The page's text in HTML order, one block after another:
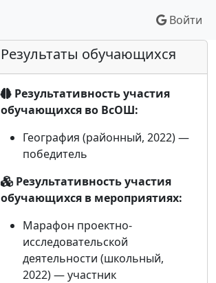
Войти
Результаты обучающихся
Результативность участия
обучающихся во ВсОШ:
География (районный, 2022) —
победитель
Результативность участия
обучающихся в мероприятиях:
Марафон проектно-
исследовательской
деятельности (школьный,
2022) — участник